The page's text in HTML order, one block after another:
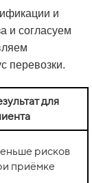
и
и согласуем
перевозки.
для
рисков
приёмке